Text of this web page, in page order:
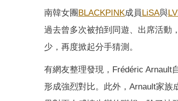
南韓女團BLACKPINK成員LiSA與
過去曾多次被拍到同遊、出席活動
少，再度掀起分手猜測。
有網友整理發現，Frédéric Arnault
形成強烈對比。此外，Arnault家